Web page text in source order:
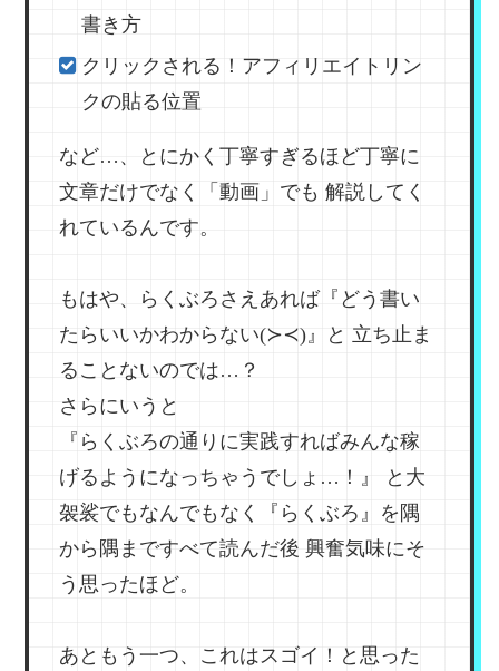
書き方
クリックされる！アフィリエイトリン
クの貼る位置
など…、とにかく丁寧すぎるほど丁寧に
文章だけでなく「動画」でも 解説してく
れているんです。
もはや、らくぶろさえあれば『どう書い
たらいいかわからない(≻≺)』と 立ち止ま
ることないのでは…？
さらにいうと
『らくぶろの通りに実践すればみんな稼
げるようになっちゃうでしょ…！』
と大
袈裟でもなんでもなく『らくぶろ』を隅
から隅まですべて読んだ後 興奮気味にそ
う思ったほど。
あともう一つ、これはスゴイ！と思った